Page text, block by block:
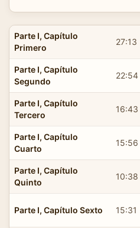
Parte I, Capítulo
Primero
27:13
Parte I, Capítulo
Segundo
22:54
Parte I, Capítulo
Tercero
16:43
Parte I, Capítulo
Cuarto
15:56
Parte I, Capítulo
Quinto
10:38
Parte I, Capítulo Sexto 15:31